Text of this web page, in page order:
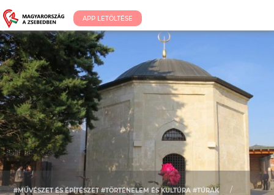
APP LETÖLTÉSE
#MŰVÉSZET ÉS ÉPÍTÉSZET #TÖRTÉNELEM ÉS KULTÚRA #TÚRÁK
/